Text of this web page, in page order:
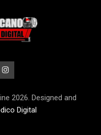
2026. Designed and
Digital